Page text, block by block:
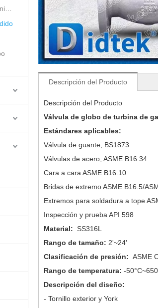
Descripción del Producto
Descripción del Producto
Válvula de globo de turbina de
Estándares aplicables:
Válvula de guante, BS1873
Válvulas de acero, ASME B16.34
Cara a cara ASME B16.10
Bridas de extremo ASME B16.5/
Extremos para soldadura a tope
Inspección y prueba API 598
Material: SS316L
Rango de tamaño: 2'~24'
Clasificación de presión: ASME
Rango de temperatura: -
Descripción del diseño:
- Tornillo exterior y York